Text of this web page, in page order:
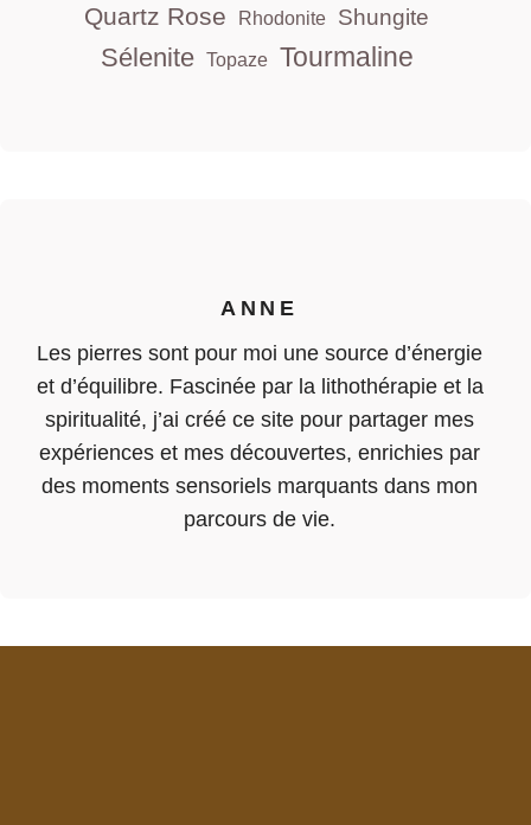
Quartz Rose Rhodonite Shungite
Sélenite Topaze Tourmaline
ANNE
Les pierres sont pour moi une source d’énergie
et d’équilibre. Fascinée par la lithothérapie et la
spiritualité, j’ai créé ce site pour partager mes
expériences et mes découvertes, enrichies par
des moments sensoriels marquants dans mon
parcours de vie.